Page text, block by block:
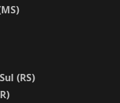
(RS)